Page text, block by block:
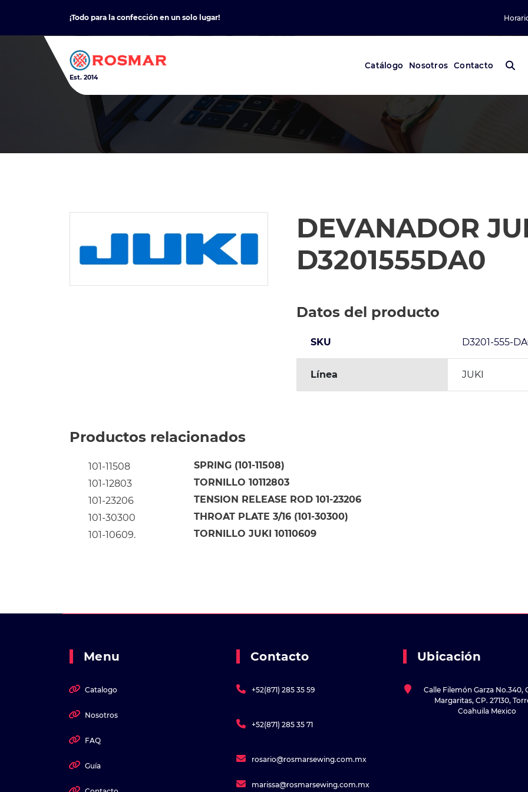
content
¡Todo para la confección en un solo lugar!
Est. 2014
Catálogo Nosotros Contacto
DEVANADOR
D3201555DA0
Datos del producto
SKU D3201-555-
Línea JUKI
Productos relacionados
101-11508 SPRING (101-11508)
101-12803
TORNILLO 10112803
101-23206
TENSION RELEASE ROD 101-23206
101-30300
THROAT PLATE 3/16 (101-30300)
101-10609.
TORNILLO JUKI 10110609
Menu
Catalogo
Nosotros
FAQ
Guía
Contacto
+52(871) 285 35 59
+52(871) 285 35 71
rosario@rosmarsewing.com.mx
marissa@rosmarsewing.com.mx
Ubicación
Calle Filemón Garza No.340,
Margaritas, CP. 27130,
Coahuila Mexico